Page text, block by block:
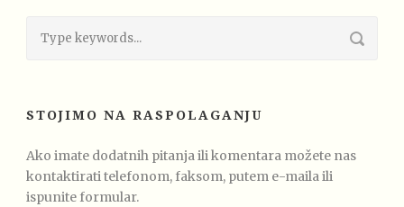
STOJIMO NA RASPOLAGANJU
Ako imate dodatnih pitanja ili komentara možete nas
kontaktirati telefonom, faksom, putem e-maila ili
ispunite formular.